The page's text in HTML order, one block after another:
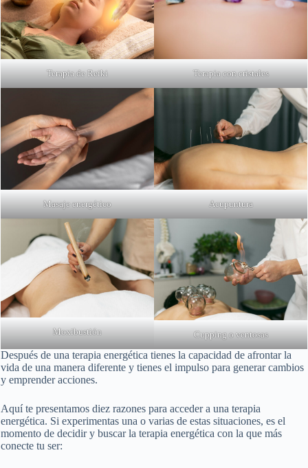
Terapia de Reiki Terapia con cristales
Masaje energético Acupuntura
Moxibustión Cupping o ventosas
Después de una terapia energética tienes la capacidad de afrontar la
vida de una manera diferente y tienes el impulso para generar cambios
y emprender acciones.
Aquí te presentamos diez razones para acceder a una terapia
energética. Si experimentas una o varias de estas situaciones, es el
momento de decidir y buscar la terapia energética con la que más
conecte tu ser: